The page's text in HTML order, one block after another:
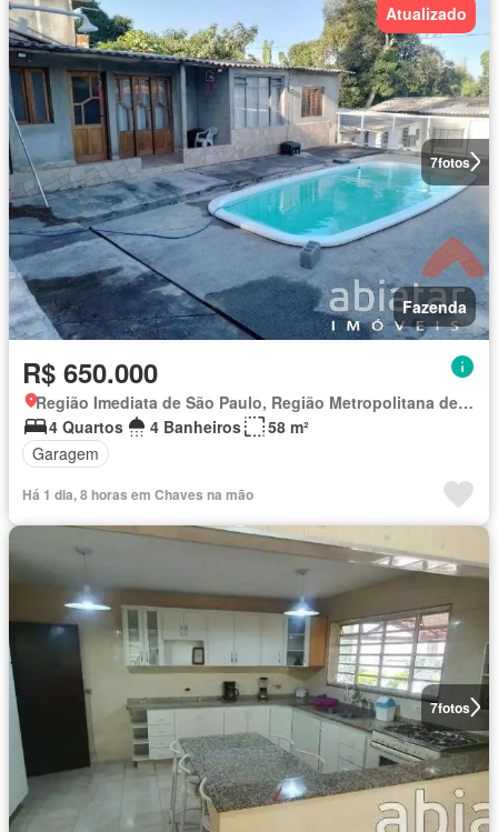
7fotos
Atualizado
Fazenda
R$ 650.000
Região Imediata de São Paulo, Região Metropolitana de São Paulo
4 Quartos
4 Banheiros
58 m²
Garagem
Há 1 dia, 8 horas em Chaves na mão
7fotos